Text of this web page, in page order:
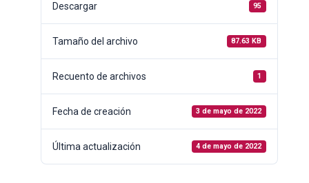
Descargar 95
Tamaño del archivo 87.63 KB
Recuento de archivos 1
Fecha de creación 3 de mayo de 2022
Última actualización 4 de mayo de 2022